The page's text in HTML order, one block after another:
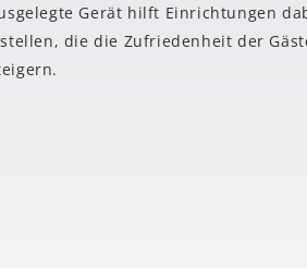
Gerät hilft Einrichtungen
die die Zufriedenheit der